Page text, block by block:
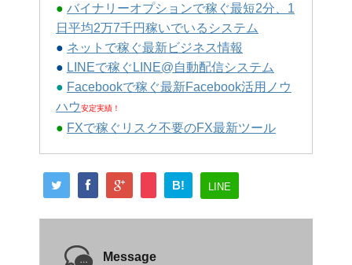
● バイナリーオプションで稼ぐ最短2分、1
日平均2万7千円稼いでいるシステム
● ネットで稼ぐ最新ビジネス情報
● LINEで稼ぐLINE@自動配信システム
● Facebookで稼ぐ最新Facebook活用ノウ
ハウ安定実績！
● FXで稼ぐリスク不要のFX最新ツール
B! LINE
Message